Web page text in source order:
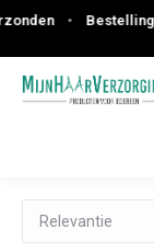
• Bestellingen vanaf